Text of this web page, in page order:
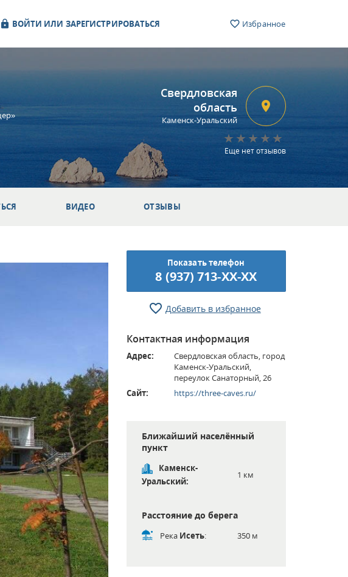
ВОЙТИ ИЛИ ЗАРЕГИСТРИРОВАТЬСЯ Избранное
Свердловская
область
Каменск-Уральский
Еще нет отзывов
ВИДЕО ОТЗЫВЫ
Показать телефон
8 (937) 713-XX-XX
Добавить в избранное
Контактная информация
Адрес:
Свердловская область, город
Каменск-Уральский,
переулок Санаторный, 26
Сайт:
https://three-caves.ru/
Ближайший населённый
пункт
Каменск-
Уральский:
1 км
Расстояние до берега
Река Исеть: 350 м